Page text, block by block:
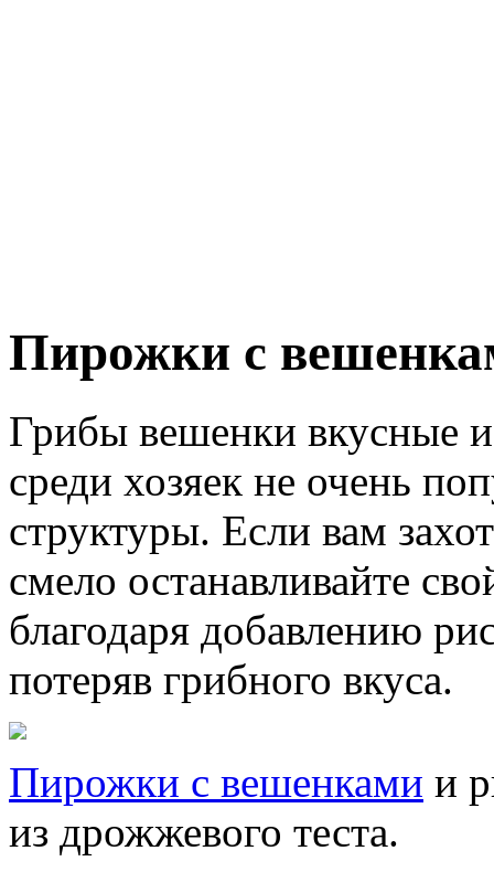
Пирожки с
Грибы вешенки вкусные
среди хозяек не очень
структуры. Если вам
смело останавливайте
благодаря добавлению
потеряв грибного вкуса.
Пирожки с вешенками и
из дрожжевого теста.